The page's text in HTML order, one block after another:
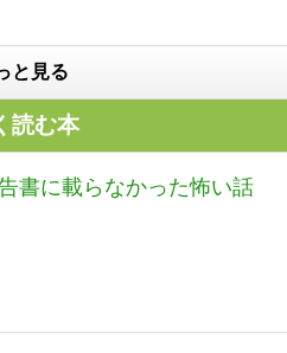
と見る
読む本
書に載らなかった怖い話